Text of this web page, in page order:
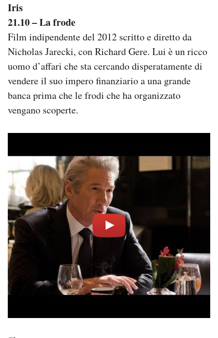
Iris
21.10 – La frode
Film indipendente del 2012 scritto e diretto da
Nicholas Jarecki, con Richard Gere. Lui è un ricco
uomo d’affari che sta cercando disperatamente di
vendere il suo impero finanziario a una grande
banca prima che le frodi che ha organizzato
vengano scoperte.